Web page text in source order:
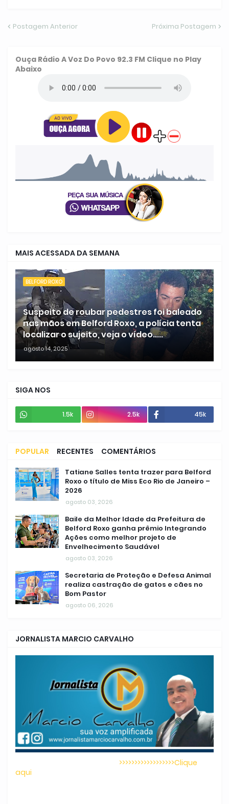
Postagem Anterior Próxima Postagem
Ouça Rádio A Voz Do Povo 92.3 FM Clique no Play
Abaixo
MAIS ACESSADA DA SEMANA
BELFORD ROXO
Suspeito de roubar pedestres foi baleado
nas mãos em Belford Roxo, a polícia tenta
localizar o sujeito, veja o vídeo.....
agosto 14, 2025
SIGA NOS
1.5k 2.5k 45k
POPULAR RECENTES COMENTÁRIOS
Tatiane Salles tenta trazer para Belford
Roxo o título de Miss Eco Rio de Janeiro –
2026
agosto 03, 2026
Baile da Melhor Idade da Prefeitura de
Belford Roxo ganha prêmio Integrando
Ações como melhor projeto de
Envelhecimento Saudável
agosto 03, 2026
Secretaria de Proteção e Defesa Animal
realiza castração de gatos e cães no
Bom Pastor
agosto 06, 2026
JORNALISTA MARCIO CARVALHO
>>>>>>>>>>>>>>>>>>Clique
aqui